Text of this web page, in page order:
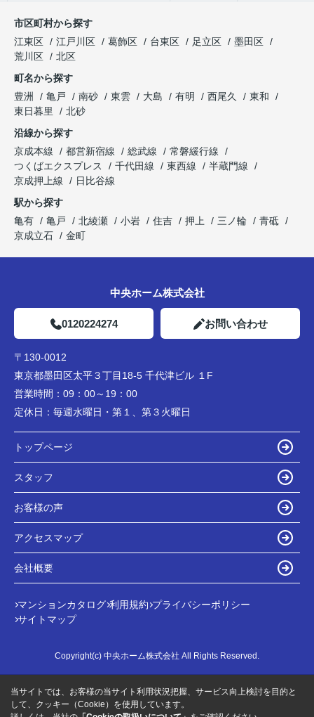
市区町村から探す
江東区
江戸川区 葛飾区 台東区 足立区
墨田区
荒川区
北区
町名から探す
豊洲
亀戸 南砂 東雲 大島 有明 西尾久
東和
東日暮里
北砂
沿線から探す
京成本線
都営新宿線 総武線
常磐緩行線
つくばエクスプレス
千代田線 東西線
半蔵門線
京成押上線
日比谷線
駅から探す
亀有
亀戸 北綾瀬 小岩 住吉 押上 三ノ輪
青砥
京成立石
金町
中央ホーム株式会社
0120224274 お問い合わせ
〒130-0012
東京都墨田区太平３丁目18-5 千代津ビル １F
営業時間： 09：00～19：00
定休日： 毎週水曜日・第１、第３火曜日
トップページ
スタッフ
お客様の声
アクセスマップ
会社概要
マンションカタログ 利用規約 プライバシーポリシー
サイトマップ
Copyright(c) 中央ホーム株式会社 All Rights Reserved.
当サイトでは、お客様の当サイト利用状況把握、サービス向上検討を目的と
して、クッキー（Cookie）を使用しています。